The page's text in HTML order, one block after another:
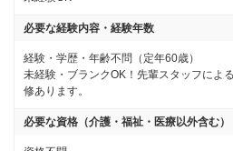
必要な経験内容・経験年数
経験・学歴・年齢不問（定年60歳）
未経験・ブランクOK！先輩スタッフによ
修あります。
必要な資格（介護・福祉・医療以外含む）